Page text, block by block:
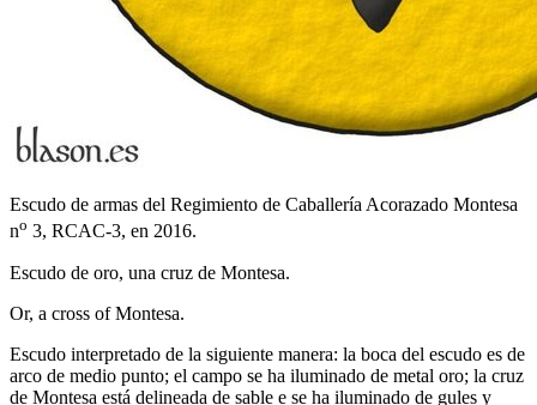
Escudo de armas del Regimiento de Caballería Acorazado Montesa
no 3, RCAC-3, en 2016.
Escudo de oro, una cruz de Montesa.
Or, a cross of Montesa.
Escudo interpretado de la siguiente manera: la boca del escudo es de
arco de medio punto; el campo se ha iluminado de metal oro; la cruz
de Montesa está delineada de sable e se ha iluminado de gules y